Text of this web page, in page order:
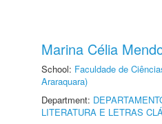
Marina Célia
School: Faculdade de
Araraquara)
Department:
LITERATURA E LETRAS